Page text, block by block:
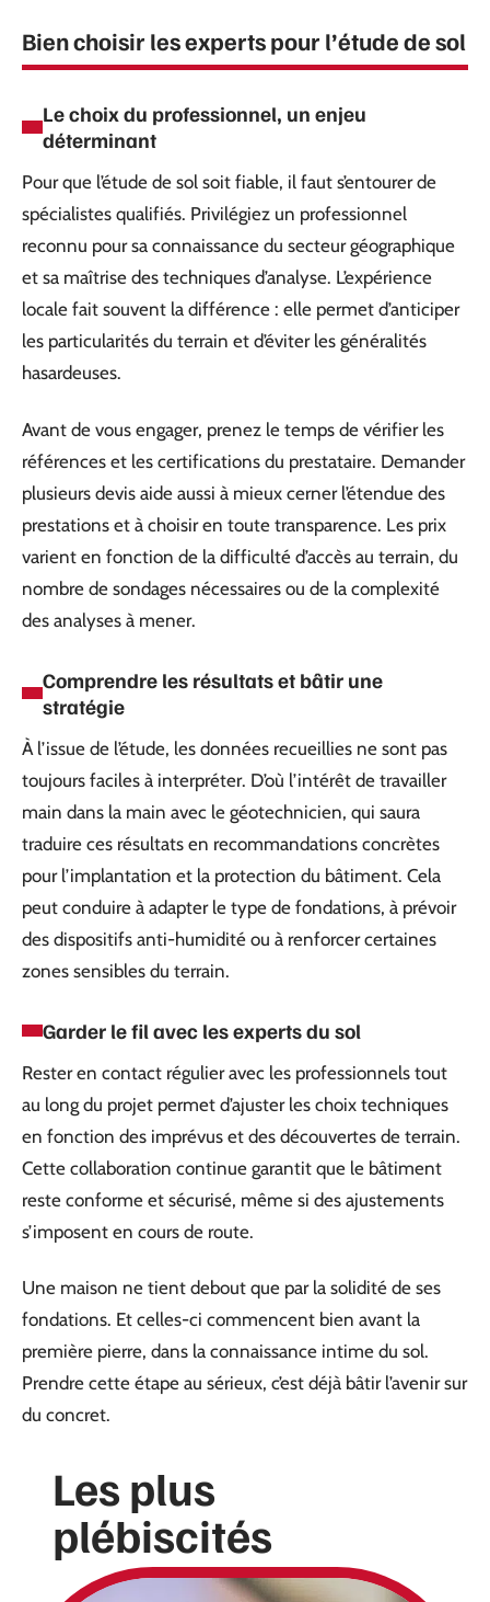
Bien choisir les experts pour l’étude de sol
Le choix du professionnel, un enjeu
déterminant
Pour que l’étude de sol soit fiable, il faut s’entourer de
spécialistes qualifiés. Privilégiez un professionnel
reconnu pour sa connaissance du secteur géographique
et sa maîtrise des techniques d’analyse. L’expérience
locale fait souvent la différence : elle permet d’anticiper
les particularités du terrain et d’éviter les généralités
hasardeuses.
Avant de vous engager, prenez le temps de vérifier les
références et les certifications du prestataire. Demander
plusieurs devis aide aussi à mieux cerner l’étendue des
prestations et à choisir en toute transparence. Les prix
varient en fonction de la difficulté d’accès au terrain, du
nombre de sondages nécessaires ou de la complexité
des analyses à mener.
Comprendre les résultats et bâtir une
stratégie
À l’issue de l’étude, les données recueillies ne sont pas
toujours faciles à interpréter. D’où l’intérêt de travailler
main dans la main avec le géotechnicien, qui saura
traduire ces résultats en recommandations concrètes
pour l’implantation et la protection du bâtiment. Cela
peut conduire à adapter le type de fondations, à prévoir
des dispositifs anti-humidité ou à renforcer certaines
zones sensibles du terrain.
Garder le fil avec les experts du sol
Rester en contact régulier avec les professionnels tout
au long du projet permet d’ajuster les choix techniques
en fonction des imprévus et des découvertes de terrain.
Cette collaboration continue garantit que le bâtiment
reste conforme et sécurisé, même si des ajustements
s’imposent en cours de route.
Une maison ne tient debout que par la solidité de ses
fondations. Et celles-ci commencent bien avant la
première pierre, dans la connaissance intime du sol.
Prendre cette étape au sérieux, c’est déjà bâtir l’avenir sur
du concret.
Les plus
plébiscités